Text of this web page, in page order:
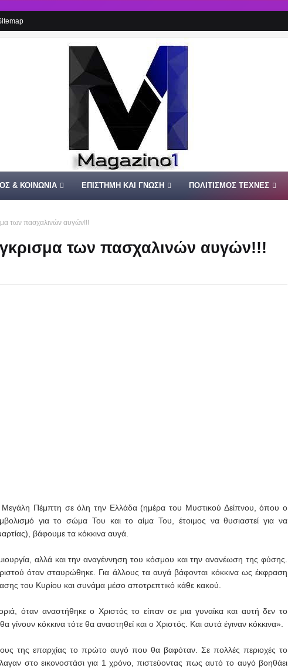
& ΚΟΙΝΩΝΙΑ ΕΠΙΣΤΗΜΗ ΚΑΙ ΓΝΩΣΗ ΠΟΛΙΤΙΣΜΟΣ ΤΕΧΝΕΣ
των πασχαλινών αυγών!!!
των πασχαλινών αυγών!!!
Πέμπτη σε όλη την Ελλάδα (ημέρα του Μυστικού Δείπνου, όπου ο
για το σώμα Του και το αίμα Του, έτοιμος να θυσιαστεί για να
βάφουμε τα κόκκινα αυγά.
αλλά και την αναγέννηση του κόσμου και την ανανέωση της φύσης.
όταν σταυρώθηκε. Για άλλους τα αυγά βάφονται κόκκινα ως έκφραση
του Κυρίου και συνάμα μέσο αποτρεπτικό κάθε κακού.
όταν αναστήθηκε ο Χριστός το είπαν σε μια γυναίκα και αυτή δεν το
κόκκινα τότε θα αναστηθεί και ο Χριστός. Και αυτά έγιναν κόκκινα».
της επαρχίας το πρώτο αυγό που θα βαφόταν. Σε πολλές περιοχές το
στο εικονοστάσι για 1 χρόνο, πιστεύοντας πως αυτό το αυγό βοηθάει